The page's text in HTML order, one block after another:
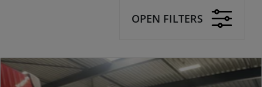
OPEN FILTERS